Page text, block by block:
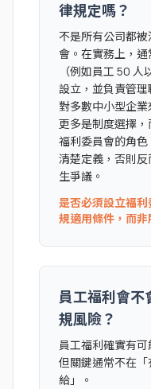
律規定嗎？
不是所有公司都
會。在實務上，
（例如員工 50
設立，並負責管
對多數中小型企業
更多是制度選擇，
福利委員會的角
清楚定義，否則
生爭議。
是否必須設立福
規適用條件，而非
員工福利會不
規風險？
員工福利確實有
但關鍵通常不在
給」。